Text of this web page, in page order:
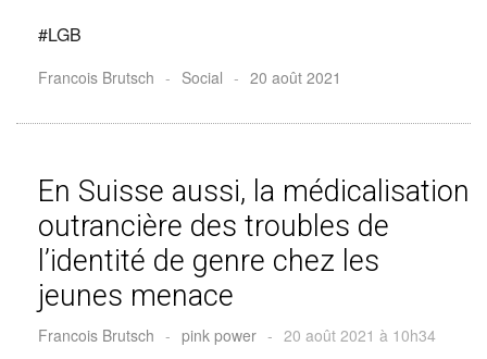
#LGB
Francois Brutsch - Social - 20 août 2021
En Suisse aussi, la médicalisation
outrancière des troubles de
l’identité de genre chez les
jeunes menace
Francois Brutsch - pink power - 20 août 2021 à 10h34